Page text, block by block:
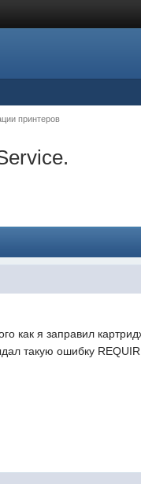
принтеров
как я заправил
такую ошибку